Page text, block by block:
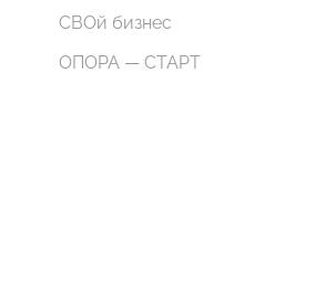
СВОй бизнес
ОПОРА — СТАРТ